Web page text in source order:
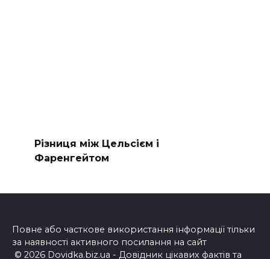
Різниця між Цельсієм і
Фаренгейтом
Повне або часткове використання інформації тільки
за наявності активного посилання на сайт
© 2026 Dovidka.biz.ua - Довідник цікавих фактів та